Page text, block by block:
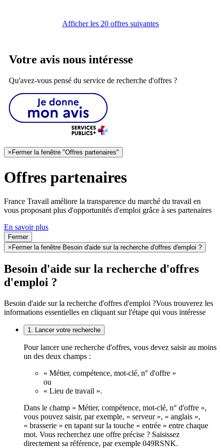
Afficher les 20 offres suivantes
Votre avis nous intéresse
Qu'avez-vous pensé du service de recherche d'offres ?
× Fermer la fenêtre "Offres partenaires"
Offres partenaires
France Travail améliore la transparence du marché du travail en
vous proposant plus d'opportunités d'emploi grâce à ses partenaires
En savoir plus
Fermer
× Fermer la fenêtre Besoin d'aide sur la recherche d'offres d'emploi ?
Besoin d'aide sur la recherche d'offres
d'emploi ?
Besoin d'aide sur la recherche d'offres d'emploi ?Vous trouverez les
informations essentielles en cliquant sur l'étape qui vous intéresse
1. Lancer votre recherche
Pour lancer une recherche d'offres, vous devez saisir au moins
un des deux champs :
« Métier, compétence, mot-clé, n° d'offre »
ou
« Lieu de travail ».
Dans le champ « Métier, compétence, mot-clé, n° d'offre »,
vous pouvez saisir, par exemple, « serveur », « anglais »,
« brasserie » en tapant sur la touche « entrée » entre chaque
mot. Vous recherchez une offre précise ? Saisissez
directement sa référence, par exemple 049RSNK.